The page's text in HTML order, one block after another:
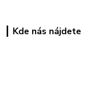
Kde nás nájdete